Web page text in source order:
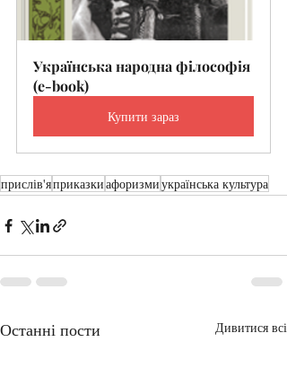
Українська народна філософія
(e-book)
Купити зараз
прислів'яприказкиафоризмиукраїнська культура
Останні пости Дивитися всі